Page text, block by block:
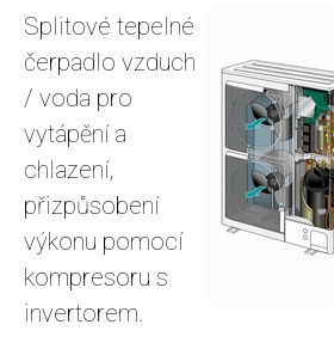
Splitové tepelné
čerpadlo vzduch
/ voda pro
vytápění a
chlazení,
přizpůsobení
výkonu pomocí
kompresoru s
invertorem.